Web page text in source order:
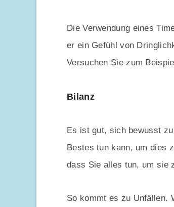
Die Verwendung eines
er ein Gefühl von
Versuchen Sie zum
Bilanz
Es ist gut, sich bewusst
Bestes tun kann, um dies
dass Sie alles tun, um sie
So kommt es zu Unfällen.